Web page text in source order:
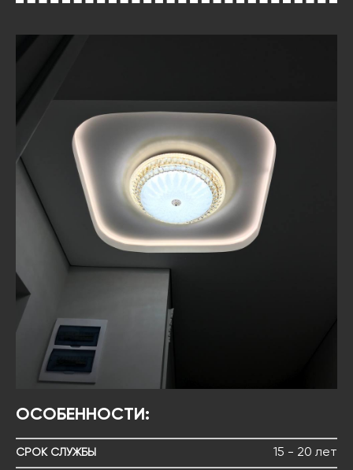
ОСОБЕННОСТИ:
СРОК СЛУЖБЫ 15 - 20 лет